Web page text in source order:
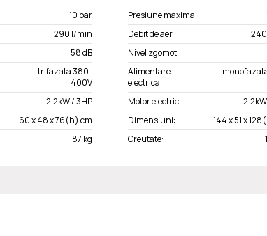
10 bar
290 l/min
58 dB
trifazata 380-
400V
2.2kW / 3HP
60 x 48 x 76(h) cm
87 kg
Presiune maxima:
Debit de aer:
Nivel zgomot:
Alimentare
electrica:
Motor electric:
Dimensiuni:
144 x 51 x
Greutate: